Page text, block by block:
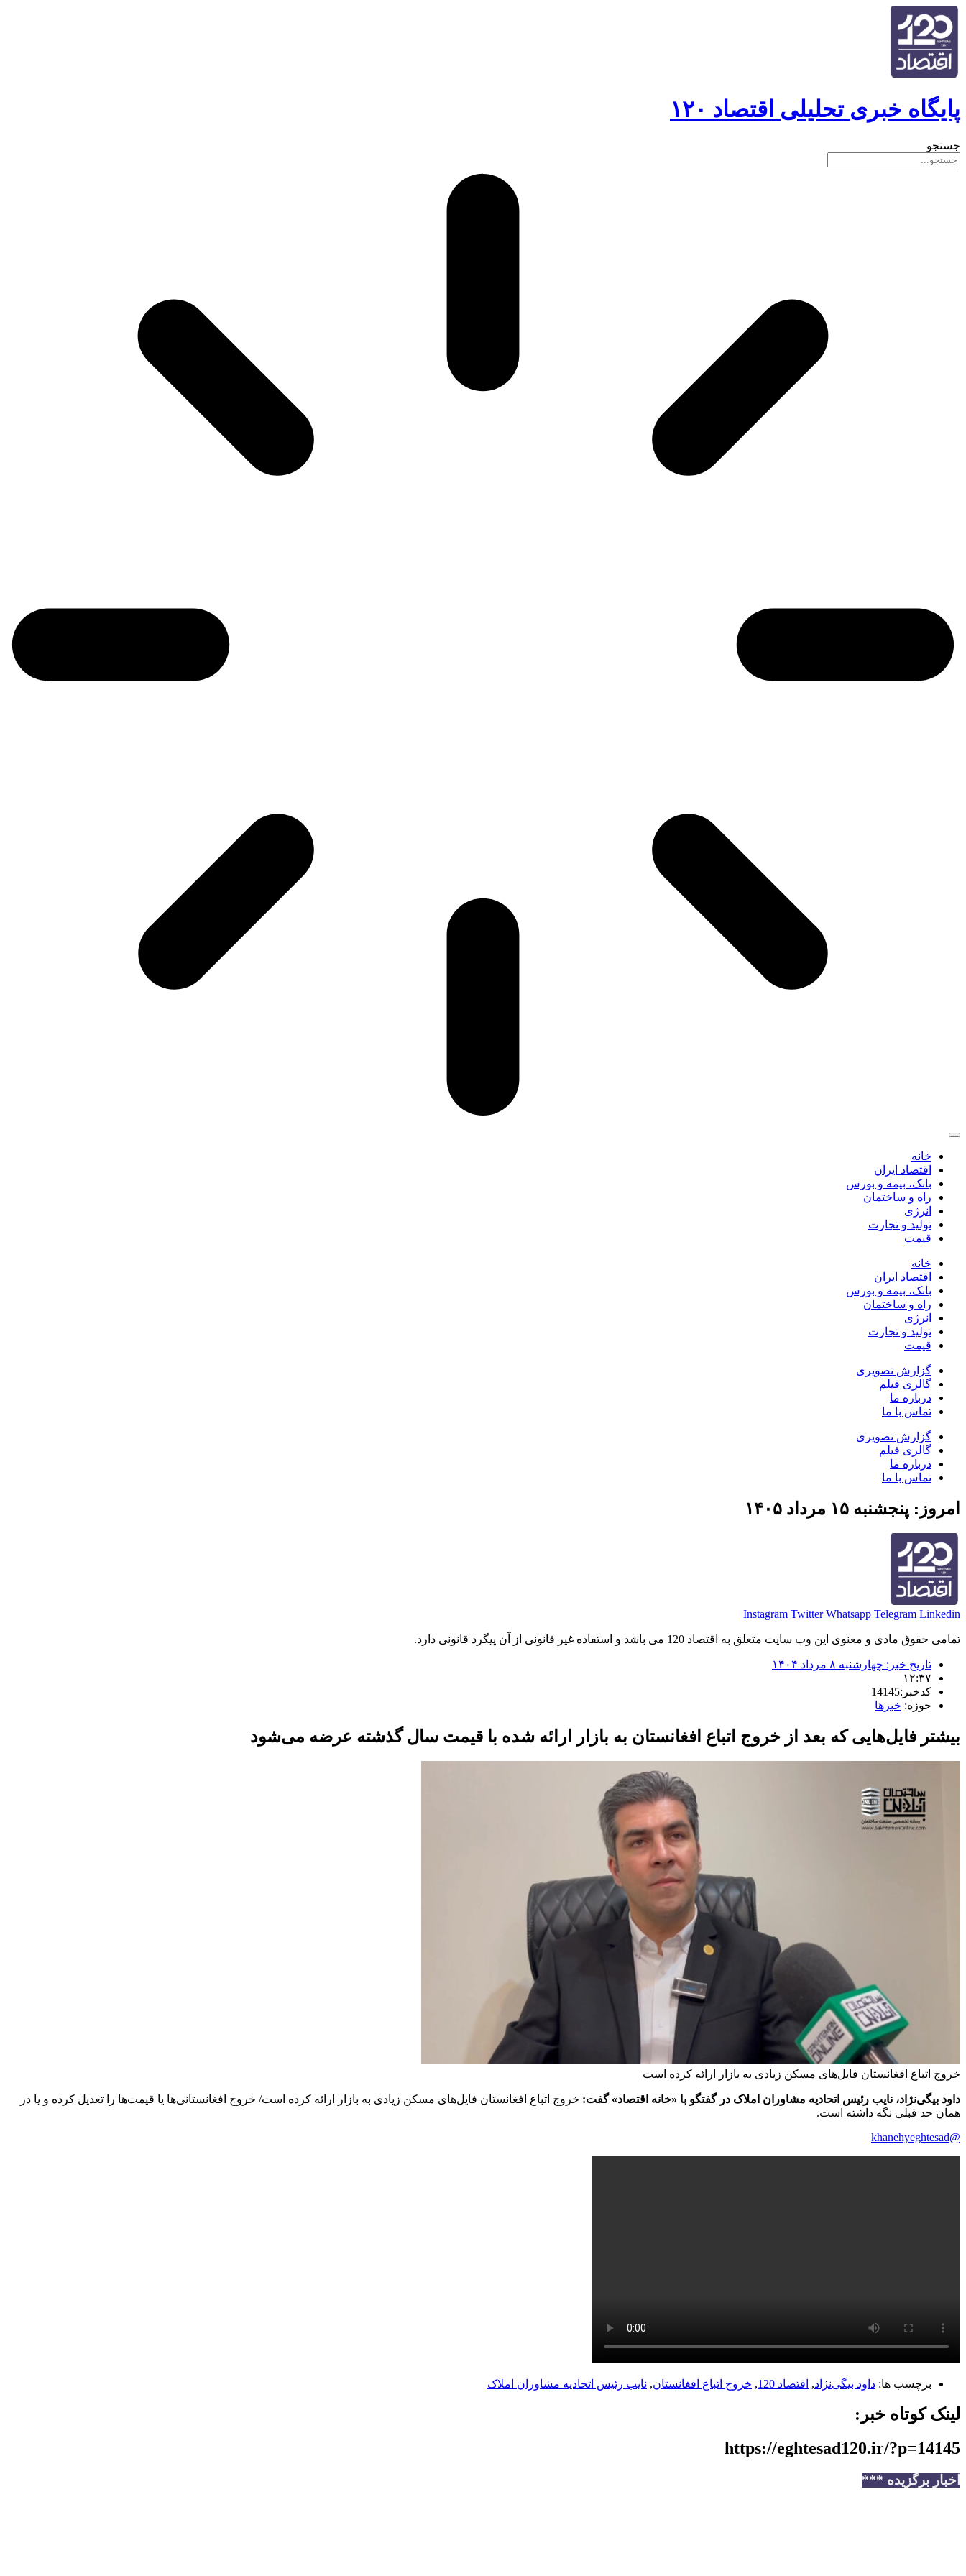
پایگاه خبری تحلیلی اقتصاد ۱۲۰
جستجو
خانه
اقتصاد ایران
بانک، بیمه و بورس
راه و ساختمان
انرژی
تولید و تجارت
قیمت
خانه
اقتصاد ایران
بانک، بیمه و بورس
راه و ساختمان
انرژی
تولید و تجارت
قیمت
گزارش تصویری
گالری فیلم
درباره ما
تماس با ما
گزارش تصویری
گالری فیلم
درباره ما
تماس با ما
امروز: پنجشنبه ۱۵ مرداد ۱۴۰۵
Instagram Twitter Whatsapp Telegram Linkedin
تمامی حقوق مادی و معنوی این وب سایت متعلق به اقتصاد 120 می باشد و استفاده غیر قانونی از آن پیگرد قانونی دارد.
تاریخ خبر: چهارشنبه ۸ مرداد ۱۴۰۴
۱۲:۳۷
کدخبر:14145
حوزه: خبرها
بیشتر فایل‌هایی که بعد از خروج اتباع افغانستان به بازار ارائه شده با قیمت سال گذشته عرضه می‌شود
خروج اتباع افغانستان فایل‌های مسکن زیادی به بازار ارائه کرده است
داود بیگی‌نژاد، نایب رئیس اتحادیه مشاوران املاک در گفتگو با «خانه اقتصاد» گفت: خروج اتباع افغانستان فایل‌های مسکن زیادی به بازار ارائه کرده است/ خروج افغانستانی‌ها یا قیمت‌ها را تعدیل کرده و یا در
همان حد قبلی نگه داشته است.
@khanehyeghtesad
برچسب ها: داود بیگی‌نژاد, اقتصاد 120 , خروج اتباع افغانستان, نایب رئیس اتحادیه مشاوران املاک
لینک کوتاه خبر:
https://eghtesad120.ir/?p=14145
اخبار برگزیده ***